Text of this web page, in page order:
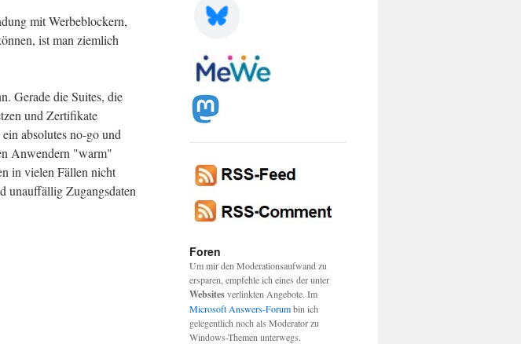
mit Werbeblockern,
ist man ziemlich
Gerade die Suites, die
und Zertifikate
absolutes no-go und
Anwendern "warm"
in vielen Fällen nicht
unauffällig Zugangsdaten
Foren
Um mir den Moderationsaufwand zu
ersparen, empfehle ich eines der unter
Websitesverlinkten Angebote. Im
Microsoft Answers-Forumbin ich
gelegentlich noch als Moderator zu
Windows-Themen unterwegs.